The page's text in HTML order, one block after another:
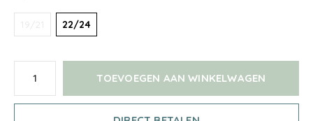
19/21 22/24
TOEVOEGEN AAN WINKELWAGEN